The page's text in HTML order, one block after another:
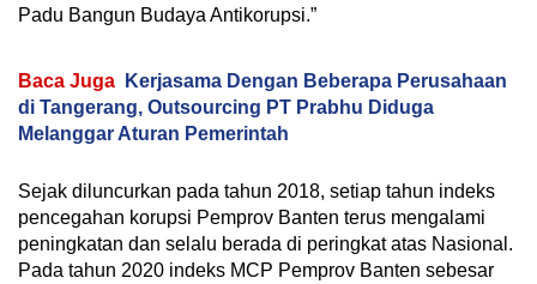
Padu Bangun Budaya Antikorupsi.”
Baca Juga
Kerjasama Dengan Beberapa Perusahaan
di Tangerang, Outsourcing PT Prabhu Diduga
Melanggar Aturan Pemerintah
Sejak diluncurkan pada tahun 2018, setiap tahun indeks
pencegahan korupsi Pemprov Banten terus mengalami
peningkatan dan selalu berada di peringkat atas Nasional.
Pada tahun 2020 indeks MCP Pemprov Banten sebesar